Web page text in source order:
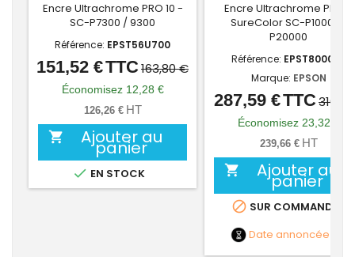
Encre Ultrachrome PRO 10 -
SC-P7300 / 9300
Référence: EPST56U700
Prix
Prix
de
base
151,52 €TTC163,80 €
Économisez 12,28 €
126,26 € HT
 Ajouter au
panier
 EN STOCK
Encre Ultrachrome PRO -
SureColor SC-P10000 /
P20000
Référence: EPST800000
Marque: EPSON
Prix
Prix
de
base
287,59 €TTC
Économisez 23,32 €
239,66 € HT
 Ajouter au
panier
 SUR COMMANDE
Date annoncée